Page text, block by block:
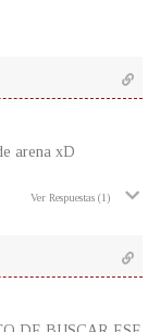
arena xD
Ver Respuestas (1)